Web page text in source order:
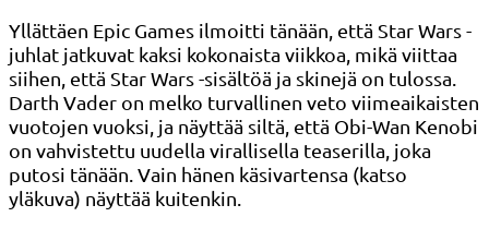
Yllättäen Epic Games ilmoitti tänään, että Star Wars -
juhlat jatkuvat kaksi kokonaista viikkoa, mikä viittaa
siihen, että Star Wars -sisältöä ja skinejä on tulossa.
Darth Vader on melko turvallinen veto viimeaikaisten
vuotojen vuoksi, ja näyttää siltä, ​​​​että Obi-Wan Kenobi
on vahvistettu uudella virallisella teaserilla, joka
putosi tänään. Vain hänen käsivartensa (katso
yläkuva) näyttää kuitenkin.